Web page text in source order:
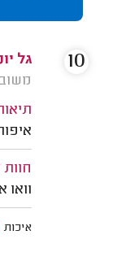
גל
משוב: 12/06/
איכות
10